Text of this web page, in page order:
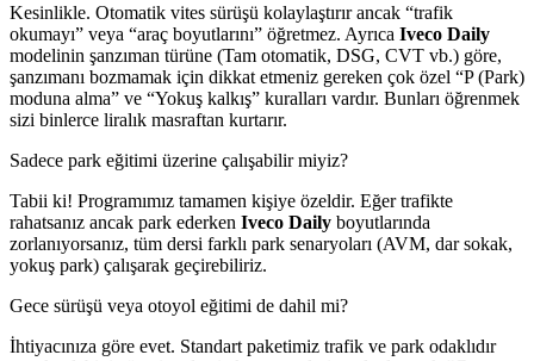
Kesinlikle. Otomatik vites sürüşü kolaylaştırır ancak “trafik
okumayı” veya “araç boyutlarını” öğretmez. Ayrıca Iveco Daily
modelinin şanzıman türüne (Tam otomatik, DSG, CVT vb.) göre,
şanzımanı bozmamak için dikkat etmeniz gereken çok özel “P (Park)
moduna alma” ve “Yokuş kalkış” kuralları vardır. Bunları öğrenmek
sizi binlerce liralık masraftan kurtarır.
Sadece park eğitimi üzerine çalışabilir miyiz?
Tabii ki! Programımız tamamen kişiye özeldir. Eğer trafikte
rahatsanız ancak park ederken Iveco Daily boyutlarında
zorlanıyorsanız, tüm dersi farklı park senaryoları (AVM, dar sokak,
yokuş park) çalışarak geçirebiliriz.
Gece sürüşü veya otoyol eğitimi de dahil mi?
İhtiyacınıza göre evet. Standart paketimiz trafik ve park odaklıdır